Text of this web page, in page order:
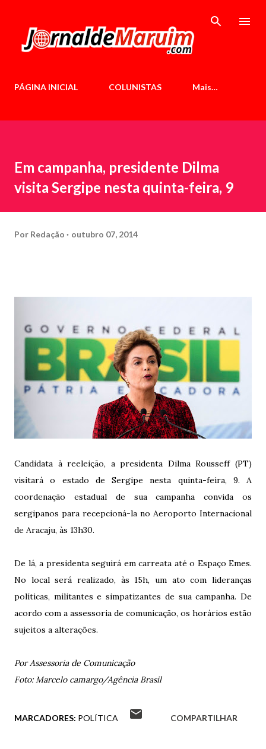
PÁGINA INICIAL COLUNISTAS Mais…
Em campanha, presidente Dilma
visita Sergipe nesta quinta-feira, 9
Por Redação outubro 07, 2014
Candidata à reeleição, a presidenta Dilma Rousseff (PT)
visitará o estado de Sergipe nesta quinta-feira, 9. A
coordenação estadual de sua campanha convida os
sergipanos para recepcioná-la no Aeroporto Internacional
de Aracaju, às 13h30.
De lá, a presidenta seguirá em carreata até o Espaço Emes.
No local será realizado, às 15h, um ato com lideranças
políticas, militantes e simpatizantes de sua campanha. De
acordo com a assessoria de comunicação, os horários estão
sujeitos a alterações.
Por Assessoria de Comunicação
Foto: Marcelo camargo/Agência Brasil
MARCADORES: POLÍTICA COMPARTILHAR